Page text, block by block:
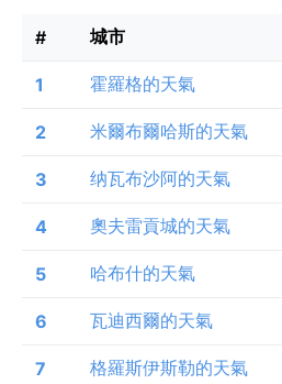
# 城市
1 霍羅格的天氣
2 米爾布爾哈斯的天氣
3 纳瓦布沙阿的天氣
4 奧夫雷貢城的天氣
5 哈布什的天氣
6 瓦迪西爾的天氣
7 格羅斯伊斯勒的天氣